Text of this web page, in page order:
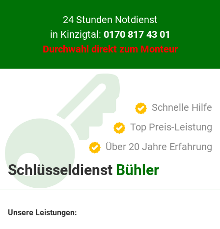
24 Stunden Notdienst
in Kinzigtal: 0170 817 43 01
Durchwahl direkt zum Monteur
Schnelle Hilfe
Top Preis-Leistung
Über 20 Jahre Erfahrung
Schlüsseldienst Bühler